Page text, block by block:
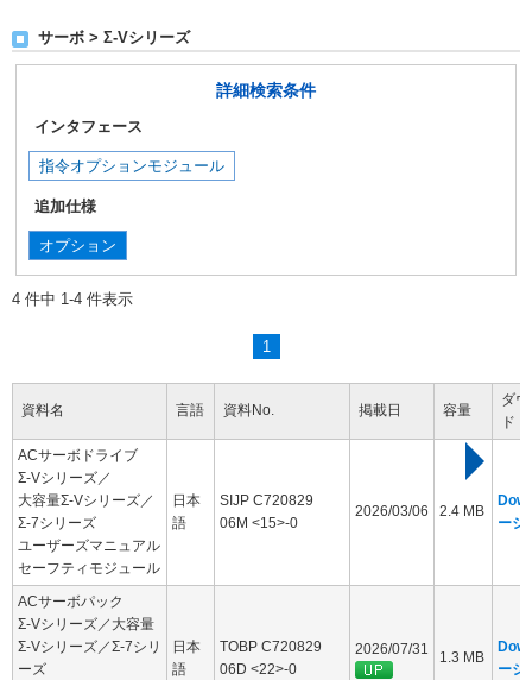
サーボ > Σ-Vシリーズ
詳細検索条件
インタフェース
指令オプションモジュール
追加仕様
オプション
4 件中 1-4 件表示
1
資料名 言語 資料No. 掲載日 容量
ダ
ド
ACサーボドライブ
Σ-Vシリーズ／
大容量Σ-Vシリーズ／
Σ-7シリーズ
ユーザーズマニュアル
セーフティモジュール
日本
語
SIJP C720829
06M <15>-0
2026/03/06 2.4 MB
ージ
ACサーボパック
Σ-Vシリーズ／大容量
Σ-Vシリーズ／Σ-7シリ
ーズ
日本
語
TOBP C720829
06D <22>-0
2026/07/31 1.3 MB
ージ